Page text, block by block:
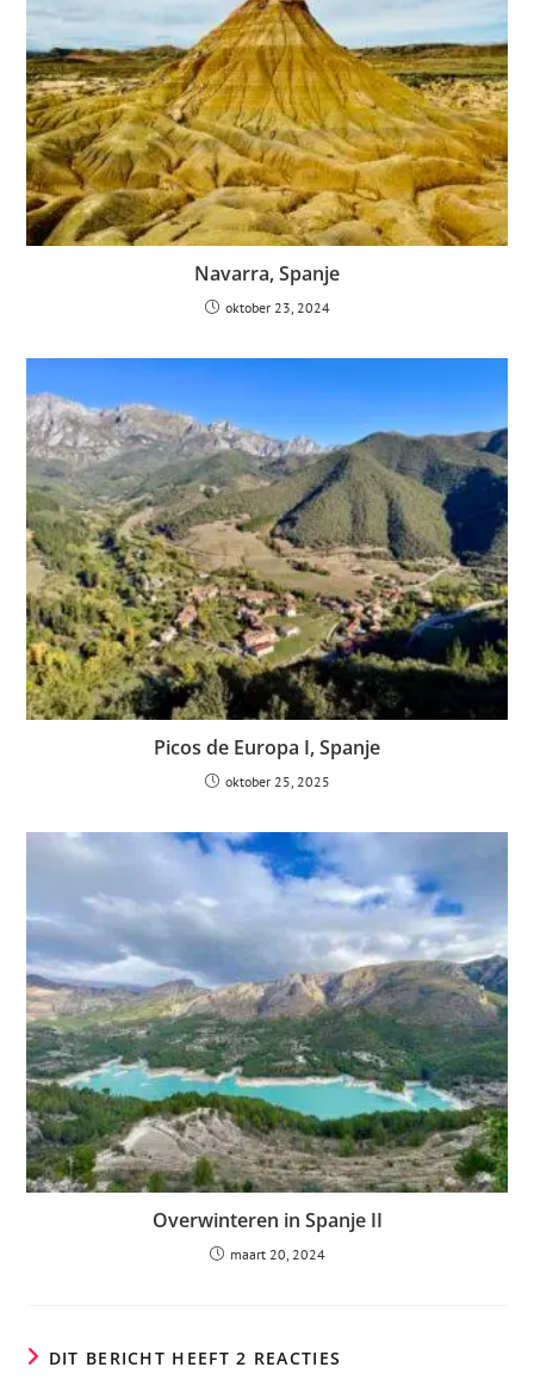
Navarra, Spanje
oktober 23, 2024
Picos de Europa I, Spanje
oktober 25, 2025
Overwinteren in Spanje II
maart 20, 2024
DIT BERICHT HEEFT 2 REACTIES